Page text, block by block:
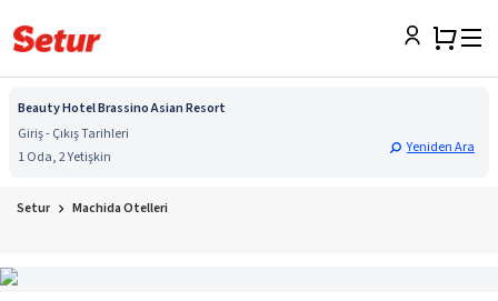
Beauty Hotel Brassino Asian Resort
Giriş - Çıkış Tarihleri
1 Oda, 2 Yetişkin
Yeniden Ara
Setur Machida Otelleri